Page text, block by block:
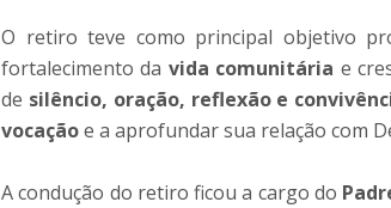
O retiro teve como principal objetivo
fortalecimento da vida comunitária e
de silêncio, oração, reflexão e
vocaçãoe a aprofundar sua relação com
A condução do retiro ficou a cargo do